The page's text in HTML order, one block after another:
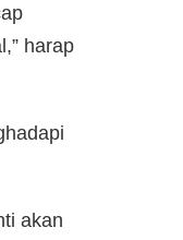
harap
akan